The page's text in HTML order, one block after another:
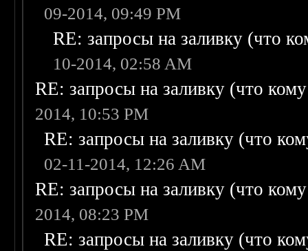
09-2014, 09:49 PM
RE: запросы на заливку (что
10-2014, 02:58 AM
RE: запросы на заливку (что
2014, 10:53 PM
RE: запросы на заливку (что
02-11-2014, 12:26 AM
RE: запросы на заливку (что
2014, 08:23 PM
RE: запросы на заливку (что